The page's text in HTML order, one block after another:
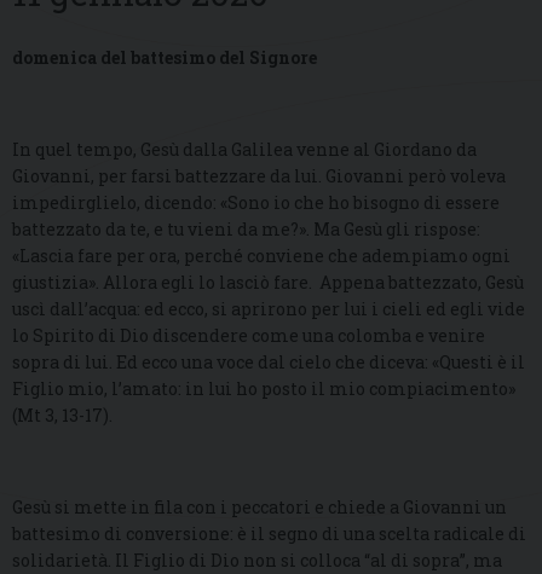
domenica del battesimo del Signore
In quel tempo, Gesù dalla Galilea venne al Giordano da
Giovanni, per farsi battezzare da lui. Giovanni però voleva
impedirglielo, dicendo: «Sono io che ho bisogno di essere
battezzato da te, e tu vieni da me?». Ma Gesù gli rispose:
«Lascia fare per ora, perché conviene che adempiamo ogni
giustizia». Allora egli lo lasciò fare. Appena battezzato, Gesù
uscì dall’acqua: ed ecco, si aprirono per lui i cieli ed egli vide
lo Spirito di Dio discendere come una colomba e venire
sopra di lui. Ed ecco una voce dal cielo che diceva: «Questi è il
Figlio mio, l’amato: in lui ho posto il mio compiacimento»
(Mt 3, 13-17).
Gesù si mette in fila con i peccatori e chiede a Giovanni un
battesimo di conversione: è il segno di una scelta radicale di
solidarietà. Il Figlio di Dio non si colloca “al di sopra”, ma